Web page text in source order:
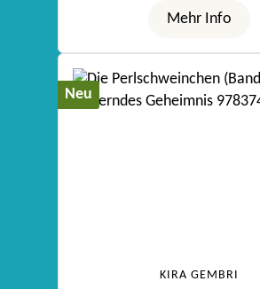
Mehr Info
Neu
KIRA GEMBRI